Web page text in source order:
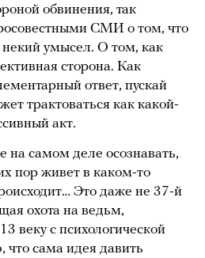
обвинения, так
СМИ о том, что
умысел. О том, как
сторона. Как
ответ, пускай
трактоваться как какой-
акт.
самом деле осознавать,
пор живет в каком-то
Это даже не 37-й
охота на ведьм,
веку с психологической
что сама идея давить